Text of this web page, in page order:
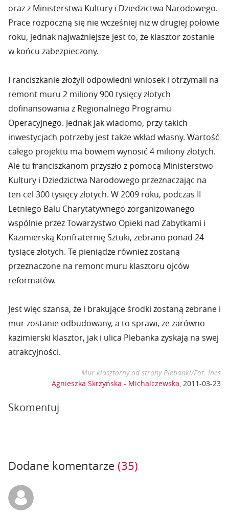
oraz z Ministerstwa Kultury i Dziedzictwa Narodowego.
Prace rozpoczną się nie wcześniej niż w drugiej połowie
roku, jednak najważniejsze jest to, że klasztor zostanie
w końcu zabezpieczony.
Franciszkanie złożyli odpowiedni wniosek i otrzymali na
remont muru 2 miliony 900 tysięcy złotych
dofinansowania z Regionalnego Programu
Operacyjnego. Jednak jak wiadomo, przy takich
inwestycjach potrzeby jest także wkład własny. Wartość
całego projektu ma bowiem wynosić 4 miliony złotych.
Ale tu franciszkanom przyszło z pomocą Ministerstwo
Kultury i Dziedzictwa Narodowego przeznaczając na
ten cel 300 tysięcy złotych. W 2009 roku, podczas II
Letniego Balu Charytatywnego zorganizowanego
wspólnie przez Towarzystwo Opieki nad Zabytkami i
Kazimierską Konfraternię Sztuki, zebrano ponad 24
tysiące złotych. Te pieniądze również zostaną
przeznaczone na remont muru klasztoru ojców
reformatów.
Jest więc szansa, że i brakujące środki zostaną zebrane i
mur zostanie odbudowany, a to sprawi, że zarówno
kazimierski klasztor, jak i ulica Plebanka zyskają na swej
atrakcyjności.
Mur klasztorny od strony Plebanki/Fot. Ines
Agnieszka Skrzyńska - Michalczewska, 2011-03-23
Skomentuj
Dodane komentarze (35)